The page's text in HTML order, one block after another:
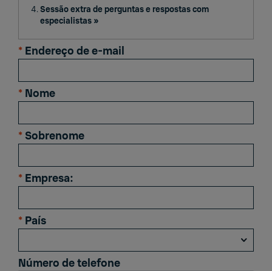
Sessão extra de perguntas e respostas com
especialistas »
* Endereço de e-mail
* Nome
* Sobrenome
* Empresa:
* País
Número de telefone